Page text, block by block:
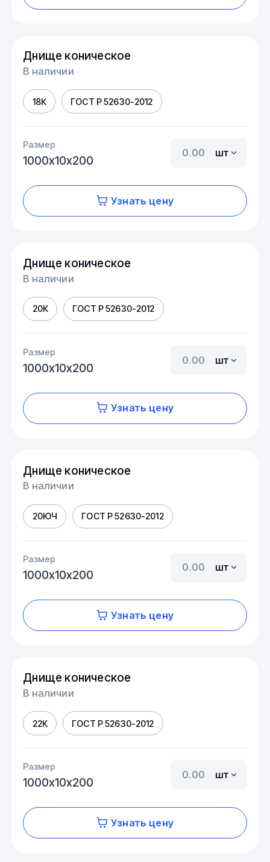
Днище коническое
В наличии
18К ГОСТ Р 52630-2012
Размер
1000х10х200
шт
Узнать цену
Днище коническое
В наличии
20К ГОСТ Р 52630-2012
Размер
1000х10х200
шт
Узнать цену
Днище коническое
В наличии
20ЮЧ ГОСТ Р 52630-2012
Размер
1000х10х200
шт
Узнать цену
Днище коническое
В наличии
22К ГОСТ Р 52630-2012
Размер
1000х10х200
шт
Узнать цену